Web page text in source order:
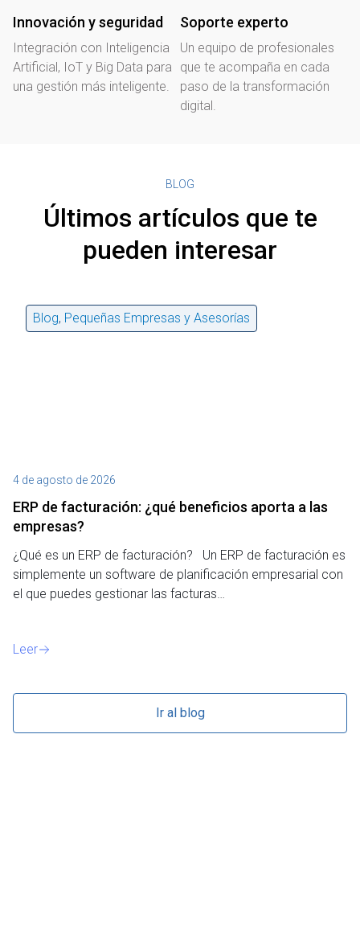
Innovación y seguridad
Integración con Inteligencia
Artificial, IoT y Big Data para
una gestión más inteligente.
Soporte experto
Un equipo de profesionales
que te acompaña en cada
paso de la transformación
digital.
BLOG
Últimos artículos que te
pueden interesar
Blog, Pequeñas Empresas y Asesorías
4 de agosto de 2026
ERP de facturación​: ¿qué beneficios aporta a las
empresas?
¿Qué es un ERP de facturación? Un ERP de facturación es
simplemente un software de planificación empresarial con
el que puedes gestionar las facturas…
Leer
Ir al blog